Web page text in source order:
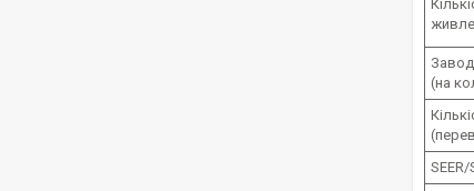
(на
SEER/